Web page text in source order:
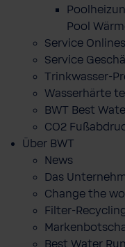
Pool
Service
Service
Trinkwasser-
Wasserhärte
BWT Best
CO2
Über BWT
News
Das
Change the
Filter-
Best Water Run